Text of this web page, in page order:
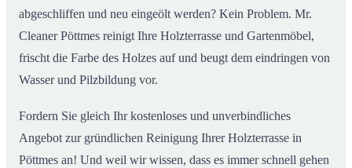
abgeschliffen und neu eingeölt werden? Kein Problem. Mr.
Cleaner Pöttmes reinigt Ihre Holzterrasse und Gartenmöbel,
frischt die Farbe des Holzes auf und beugt dem eindringen von
Wasser und Pilzbildung vor.
Fordern Sie gleich Ihr kostenloses und unverbindliches
Angebot zur gründlichen Reinigung Ihrer Holzterrasse in
Pöttmes an! Und weil wir wissen, dass es immer schnell gehen